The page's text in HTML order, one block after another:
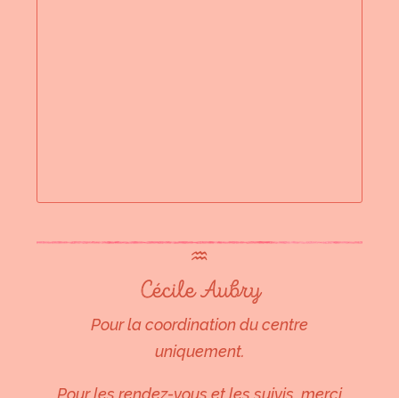
♒︎
Cécile Aubry
Pour la coordination du centre
uniquement.
Pour les rendez-vous et les suivis, merci